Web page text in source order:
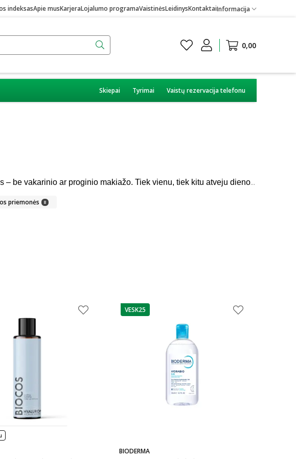
indeksasApie musKarjeraLojalumo programaVaistinėsLeidinysKontaktaiInformacija
0,00
Skiepai Tyrimai Vaistų rezervacija telefonu
Dauguma moterų neįsivaizduoja savo kasdienybės be lengvo ir subtilaus, o išskirtinėmis progomis – be vakarinio ar proginio makiažo. Tiek vienu, tiek kitu atveju dienos pabaigoje svarbu kruopščiai
priemonės 8
patarimas
VESK25
BIODERMA